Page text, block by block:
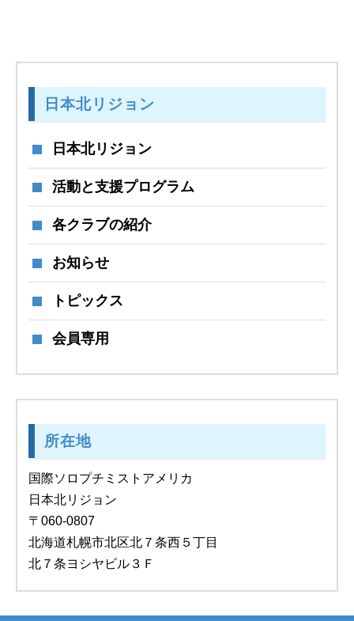
日本北リジョン
日本北リジョン
活動と支援プログラム
各クラブの紹介
お知らせ
トピックス
会員専用
所在地
国際ソロプチミストアメリカ
日本北リジョン
〒060-0807
北海道札幌市北区北７条西５丁目
北７条ヨシヤビル３Ｆ